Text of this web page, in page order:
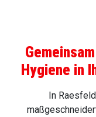
Hygiene in
In